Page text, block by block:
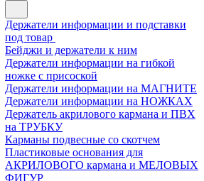
Держатели информации и подставки
под товар
Бейджи и держатели к ним
Держатели информации на гибкой
ножке с присоской
Держатели информации на МАГНИТЕ
Держатели информации на НОЖКАХ
Держатель акрилового кармана и ПВХ
на ТРУБКУ
Карманы подвесные со скотчем
Пластиковые основания для
АКРИЛОВОГО кармана и МЕЛОВЫХ
ФИГУР